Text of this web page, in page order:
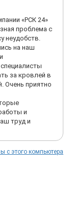
«РСК 24»
проблема с
неудобств.
на наш
за кровлей в
Очень приятно
и
труд и
с этого компьютера